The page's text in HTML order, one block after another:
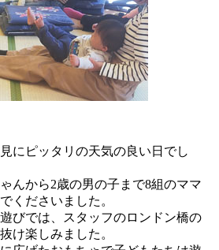
にピッタリの天気の良い日でし
んから2歳の男の子まで8組のママ
くださいました。
びでは、スタッフのロンドン橋の
け楽しみました。